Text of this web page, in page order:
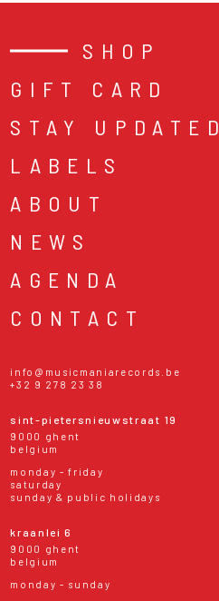
SHOP
GIFT CARD
STAY UPDATED
LABELS
ABOUT
NEWS
AGENDA
CONTACT
info@musicmaniarecords.be
+32 9 278 23 38
sint-pietersnieuwstraat 19
9000 ghent
belgium
monday - friday
saturday
sunday & public holidays
kraanlei 6
9000 ghent
belgium
monday - sunday